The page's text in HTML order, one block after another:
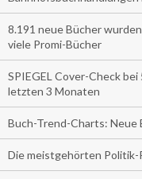
8.191 neue Bücher
viele Promi-Bücher
SPIEGEL Cover-Check
letzten 3 Monaten
Buch-Trend-Charts: Neue
Die meistgehörten Politik-